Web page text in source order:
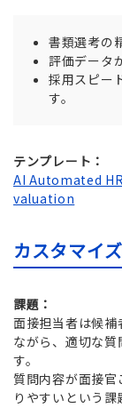
書類選考の
評価データ
採用スピー
す。
テンプレート：
AI Automated
valuation
カスタマイ
課題：
面接担当者は候補
ながら、適切な
す。
質問内容が面接
りやすいという課